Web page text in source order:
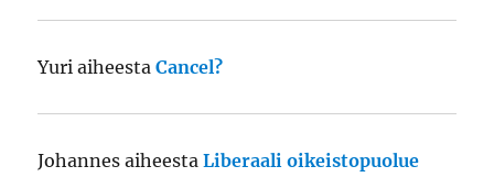
Yuri aiheestaCancel?
Johannes aiheestaLiberaali oikeistopuolue